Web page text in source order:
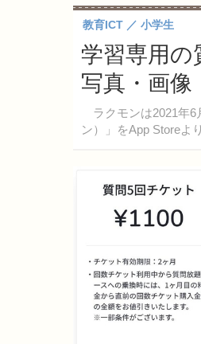
学習専用の
写真・画像
ラクモンは2021年6
ン）」をApp Storeよ
教育ICT 小学生